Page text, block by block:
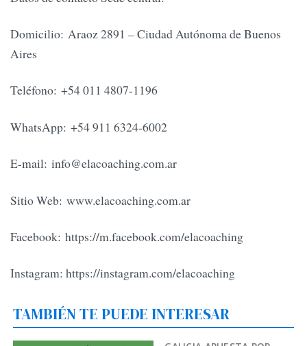
Domicilio: Araoz 2891 – Ciudad Autónoma de Buenos
Aires
Teléfono: +54 011 4807-1196
WhatsApp: +54 911 6324-6002
E-mail: info@elacoaching.com.ar
Sitio Web: www.elacoaching.com.ar
Facebook: https://m.facebook.com/elacoaching
Instagram: https://instagram.com/elacoaching
TAMBIÉN TE PUEDE INTERESAR